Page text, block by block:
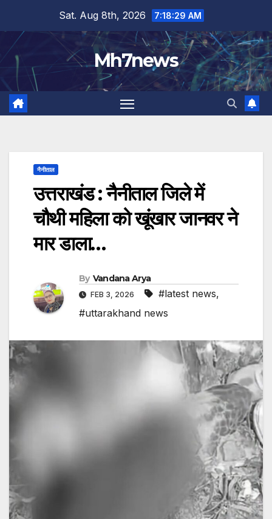
content
Sat. Aug 8th, 2026 7:18:30 AM
Mh7news
नैनीताल
उत्तराखंड : नैनीताल जिले में
चौथी महिला को खूंखार जानवर ने
मार डाला…
By Vandana Arya
FEB 3, 2026 #latest news,
#uttarakhand news